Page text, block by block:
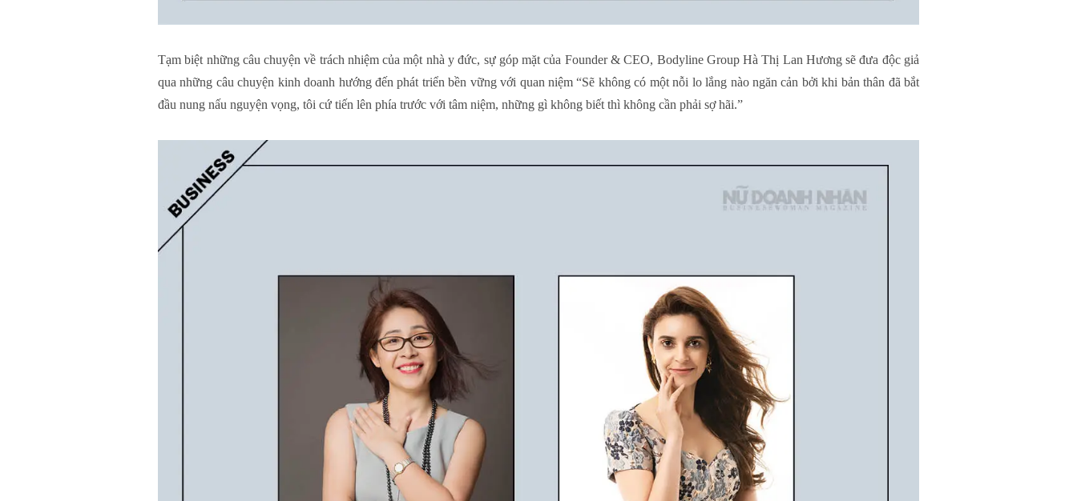
Tạm biệt những câu chuyện về trách nhiệm của một nhà y đức, sự góp mặt của Founder & CEO, Bodyline Group Hà Thị Lan Hương sẽ đưa độc giả
qua những câu chuyện kinh doanh hướng đến phát triển bền vững với quan niệm “Sẽ không có một nỗi lo lắng nào ngăn cản bởi khi bản thân đã bắt
đầu nung nấu nguyện vọng, tôi cứ tiến lên phía trước với tâm niệm, những gì không biết thì không cần phải sợ hãi.”